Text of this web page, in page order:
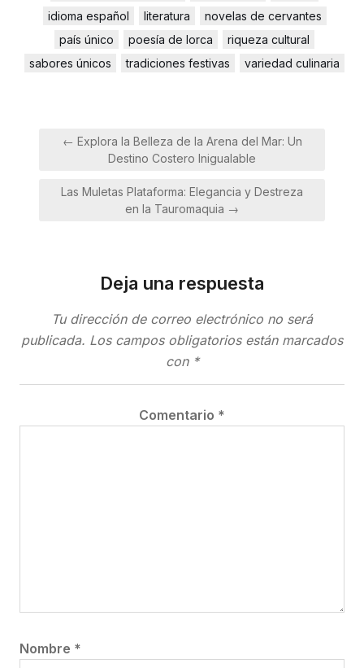
idioma español
literatura
novelas de cervantes
país único
poesía de lorca
riqueza cultural
sabores únicos
tradiciones festivas variedad culinaria
Navegación
← Explora la Belleza de la Arena del Mar: Un
Destino Costero Inigualable
Las Muletas Plataforma: Elegancia y Destreza
en la Tauromaquia →
Deja una respuesta
Tu dirección de correo electrónico no será
publicada. Los campos obligatorios están marcados
con *
Comentario *
Nombre *